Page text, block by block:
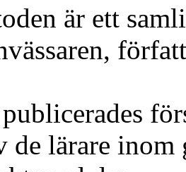
är ett
lärare inom